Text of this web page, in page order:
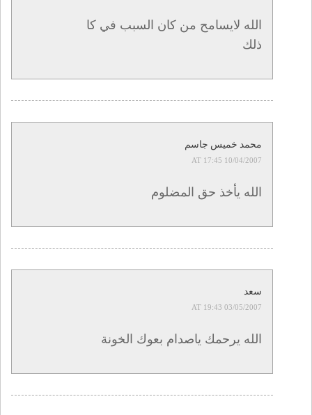
الله لايسامح من كان السبب في كا
ذلك
محمد خميس جاسم
10/04/2007 AT 17:45
الله يأخذ حق المضلوم
سعد
03/05/2007 AT 19:43
الله يرحمك ياصدام بعوك الخونة